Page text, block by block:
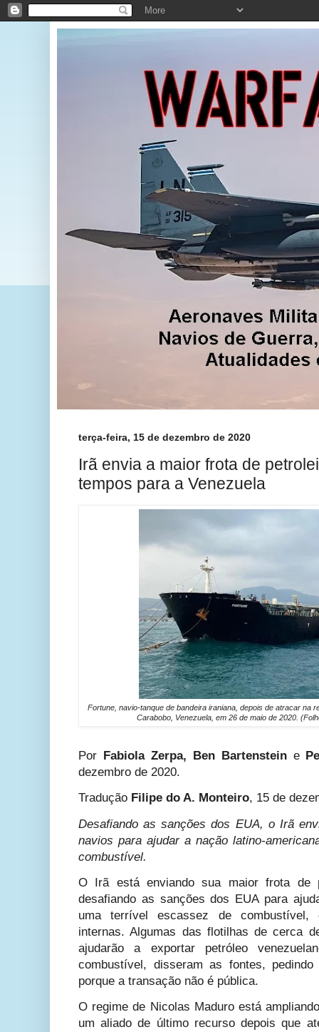
terça-feira, 15 de dezembro de 2020
Irã envia a maior frota de
tempos para a Venezuela
Fortune, navio-tanque de bandeira iraniana, depois de atracar na
Carabobo, Venezuela, em 26 de maio de 2020.
Por Fabiola Zerpa, Ben Bartenstein e
dezembro de 2020.
Tradução Filipe do A. Monteiro, 15 de
Desafiando as sanções dos EUA, o Irã
navios para ajudar a nação latino-
combustível.
O Irã está enviando sua maior frota de
desafiando as sanções dos EUA para
uma terrível escassez de combustível,
internas. Algumas das flotilhas de cerca
ajudarão a exportar petróleo
combustível, disseram as fontes,
porque a transação não é pública.
O regime de Nicolas Maduro está
um aliado de último recurso depois que